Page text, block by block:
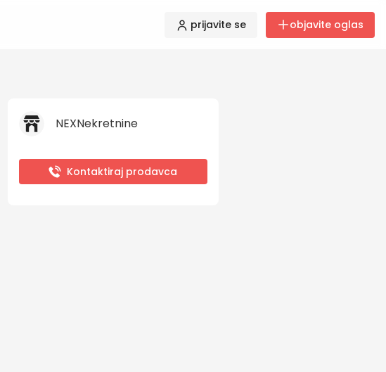
prijavite se objavite oglas
NEXNekretnine
Kontaktiraj prodavca